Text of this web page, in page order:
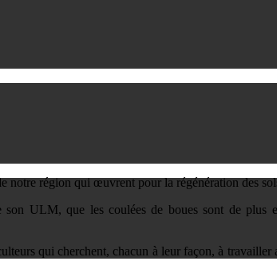
notre région qui œuvrent pour la régénération des
son ULM, que les coulées de boues sont de plus
qui cherchent, chacun à leur façon, à travailler